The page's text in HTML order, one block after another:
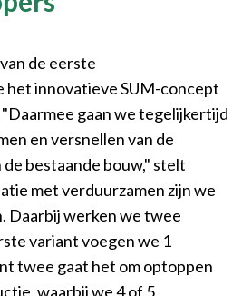
de eerste
innovatieve SUM-concept
gaan we tegelijkertijd
en versnellen van de
bestaande bouw," stelt
met verduurzamen zijn we
Daarbij werken we twee
variant voegen we 1
twee gaat het om optoppen
waarbij we 4 of 5